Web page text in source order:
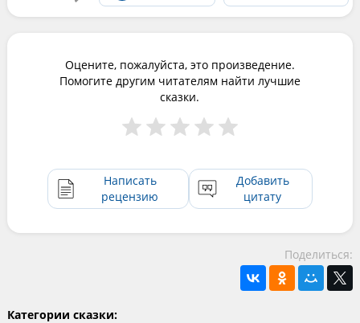
Оцените, пожалуйста, это произведение.
Помогите другим читателям найти лучшие
сказки.
Написать
рецензию
Добавить
цитату
Поделиться:
Категории сказки: